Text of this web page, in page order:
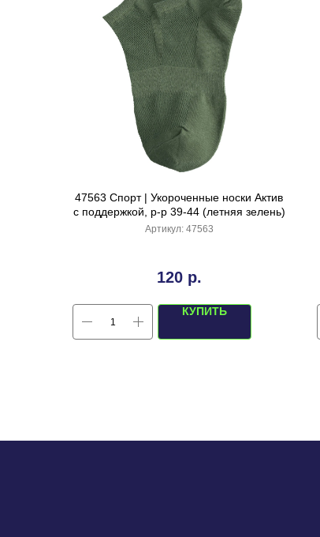
47563 Спорт | Укороченные носки Актив
с поддержкой, р-р 39-44 (летняя зелень)
Артикул: 47563
120 р.
КУПИТЬ